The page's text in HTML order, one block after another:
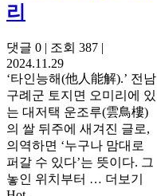
리
댓글 0 조회 387
2024.11.29
‘타인능해(他人能解).’ 전남
구례군 토지면 오미리에 있
는 대저택 운조루(雲鳥樓)
의 쌀 뒤주에 새겨진 글로,
의역하면 ‘누구나 맘대로
퍼갈 수 있다’는 뜻이다. 그
놓인 위치부터 … 더보기